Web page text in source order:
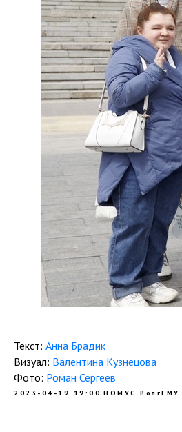
Текст: Анна Брадик
Визуал: Валентина Кузнецова
Фото: Роман Сергеев
2023-04-19 19:00 НОМУС ВолгГМУ